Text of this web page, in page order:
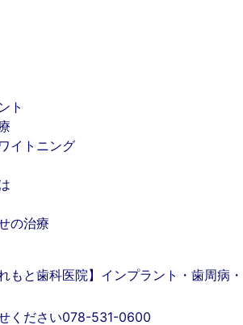
ト
イトニング
の治療
ください078-531-0600